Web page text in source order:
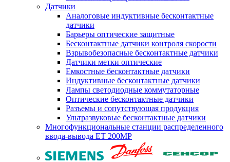
Датчики
Аналоговые индуктивные бесконтактные
датчики
Барьеры оптические защитные
Бесконтактные датчики контроля скорости
Взрывобезопасные бесконтактные датчики
Датчики метки оптические
Емкостные бесконтактные датчики
Индуктивные бесконтактные датчики
Лампы светодиодные коммутаторные
Оптические бесконтактные датчики
Разъемы и сопутствующая продукция
Ультразвуковые бесконтактные датчики
Многофункциональные станции распределенного
ввода-вывода ET 200MP